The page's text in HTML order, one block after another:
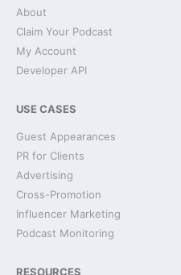
About
Claim Your Podcast
My Account
Developer API
USE CASES
Guest Appearances
PR for Clients
Advertising
Cross-Promotion
Influencer Marketing
Podcast Monitoring
RESOURCES